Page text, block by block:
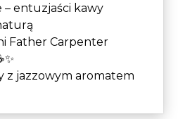
– entuzjaści kawy
Father Carpenter
z jazzowym aromatem